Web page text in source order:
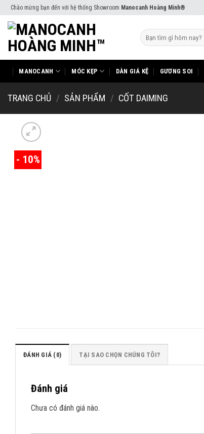
Skip
to
content
Chào mừng bạn đến với hệ thống Showroom Manocanh Hoàng Minh®
Tìm
kiếm:
MANOCANH MÓC KẸP DÀN GIÁ KỆ GƯƠNG SOI
TRANG CHỦ / SẢN PHẨM / CỐT DAIMING
- 10%
ĐÁNH GIÁ (0) TẠI SAO CHỌN CHÚNG TÔI?
Đánh giá
Chưa có đánh giá nào.